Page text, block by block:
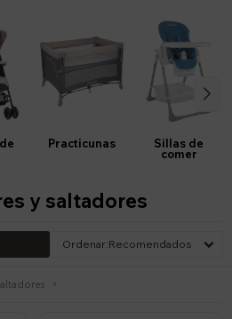
Practicunas Sillas de
comer
y saltadores
Recomendados